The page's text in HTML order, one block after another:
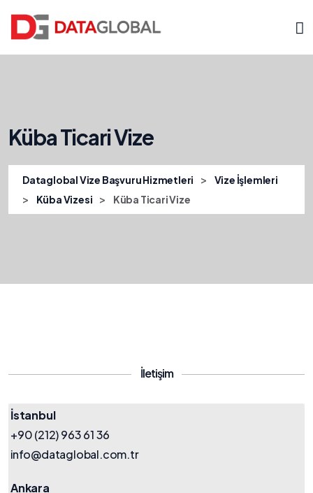
Küba Ticari Vize
Dataglobal Vize Başvuru Hizmetleri > Vize İşlemleri
> Küba Vizesi > Küba Ticari Vize
İletişim
İstanbul
+90 (212) 963 61 36
info@dataglobal.com.tr
Ankara